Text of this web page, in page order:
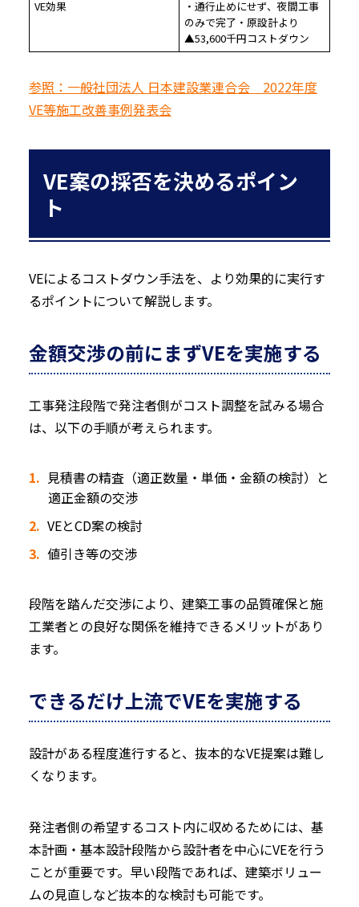
VE効果
・通行止めにせず、夜間工事
のみで完了・原設計より
▲53,600千円コストダウン
参照：一般社団法人 日本建設業連合会 2022年度
VE等施工改善事例発表会
VE案の採否を決めるポイン
ト
VEによるコストダウン手法を、より効果的に実行す
るポイントについて解説します。
金額交渉の前にまずVEを実施する
工事発注段階で発注者側がコスト調整を試みる場合
は、以下の手順が考えられます。
見積書の精査（適正数量・単価・金額の検討）と
適正金額の交渉
VEとCD案の検討
値引き等の交渉
段階を踏んだ交渉により、建築工事の品質確保と施
工業者との良好な関係を維持できるメリットがあり
ます。
できるだけ上流でVEを実施する
設計がある程度進行すると、抜本的なVE提案は難し
くなります。
発注者側の希望するコスト内に収めるためには、基
本計画・基本設計段階から設計者を中心にVEを行う
ことが重要です。早い段階であれば、建築ボリュー
ムの見直しなど抜本的な検討も可能です。